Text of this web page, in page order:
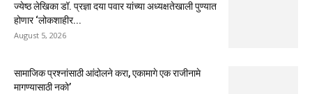
ज्येष्ठ लेखिका डॉ. प्रज्ञा दया पवार यांच्या अध्यक्षतेखाली पुण्यात
होणार ‘लोकशाहीर...
August 5, 2026
सामाजिक प्रश्नांसाठी आंदोलने करा, एकामागे एक राजीनामे
मागण्यासाठी नको’